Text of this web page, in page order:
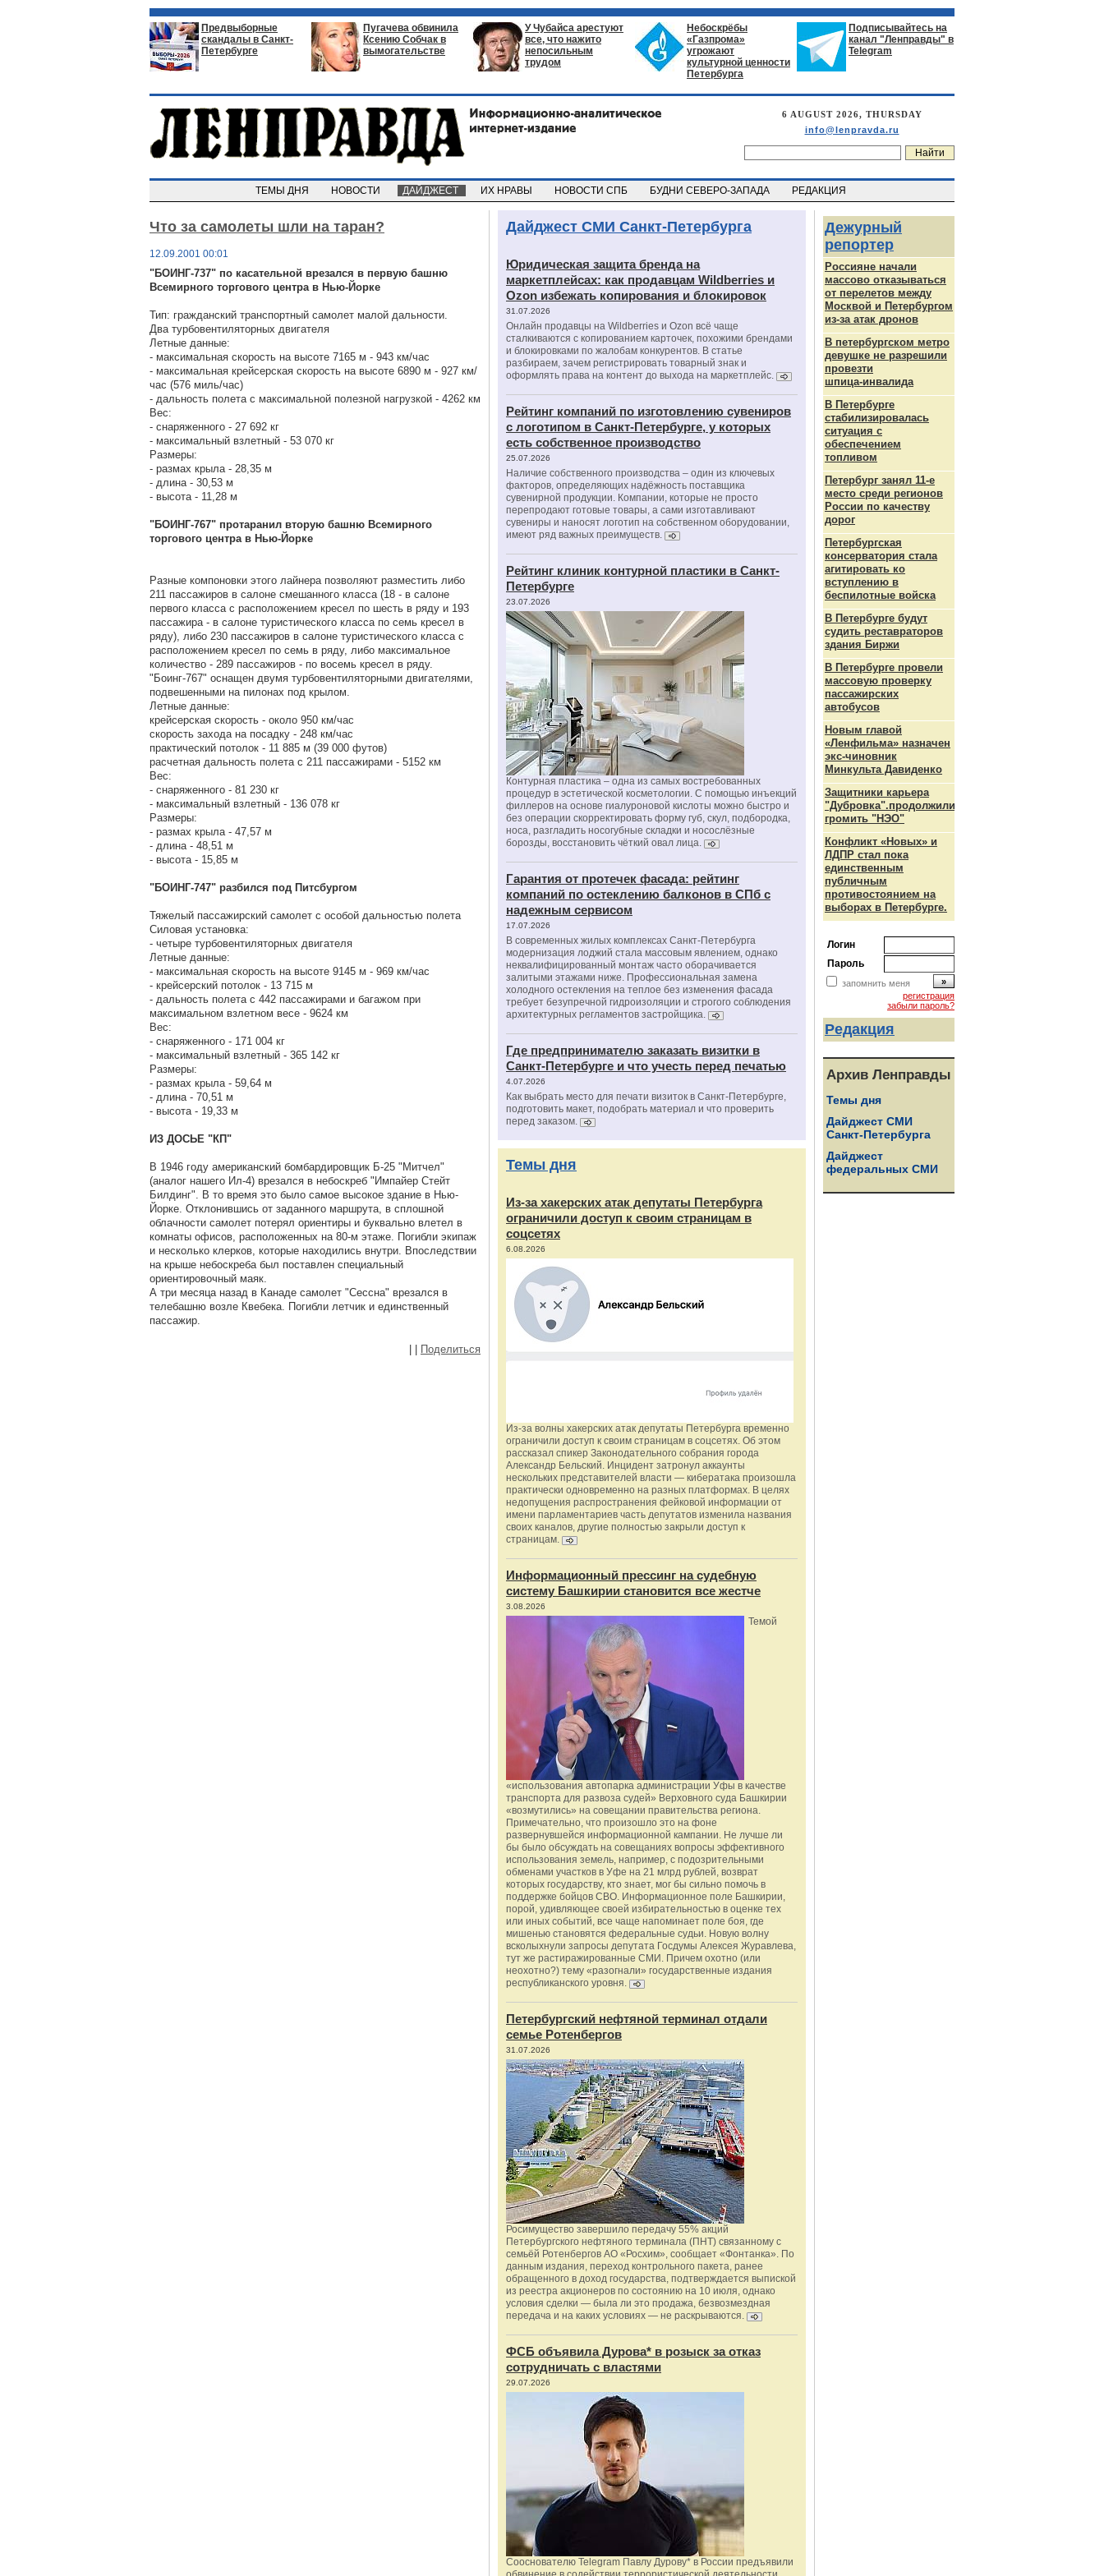
Предвыборные
скандалы в Санкт-
Петербурге
Пугачева обвинила
Ксению Собчак в
вымогательстве
У Чубайса арестуют
все, что нажито
непосильным
трудом
Небоскрёбы
«Газпрома»
угрожают
культурной ценности
Петербурга
Подписывайтесь на
канал "Ленправды" в
Telegram
6 AUGUST 2026, THURSDAY
info@lenpravda.ru
ТЕМЫ ДНЯ НОВОСТИ ДАЙДЖЕСТ ИХ НРАВЫ НОВОСТИ СПБ БУДНИ СЕВЕРО-ЗАПАДА РЕДАКЦИЯ
Что за самолеты шли на таран?
12.09.2001 00:01
"БОИНГ-737" по касательной врезался в первую башню
Всемирного торгового центра в Нью-Йорке
Тип: гражданский транспортный самолет малой дальности.
Два турбовентиляторных двигателя
Летные данные:
- максимальная скорость на высоте 7165 м - 943 км/час
- максимальная крейсерская скорость на высоте 6890 м - 927 км/
час (576 миль/час)
- дальность полета с максимальной полезной нагрузкой - 4262 км
Вес:
- снаряженного - 27 692 кг
- максимальный взлетный - 53 070 кг
Размеры:
- размах крыла - 28,35 м
- длина - 30,53 м
- высота - 11,28 м
"БОИНГ-767" протаранил вторую башню Всемирного
торгового центра в Нью-Йорке
Разные компоновки этого лайнера позволяют разместить либо
211 пассажиров в салоне смешанного класса (18 - в салоне
первого класса с расположением кресел по шесть в ряду и 193
пассажира - в салоне туристического класса по семь кресел в
ряду), либо 230 пассажиров в салоне туристического класса с
расположением кресел по семь в ряду, либо максимальное
количество - 289 пассажиров - по восемь кресел в ряду.
"Боинг-767" оснащен двумя турбовентиляторными двигателями,
подвешенными на пилонах под крылом.
Летные данные:
крейсерская скорость - около 950 км/час
скорость захода на посадку - 248 км/час
практический потолок - 11 885 м (39 000 футов)
расчетная дальность полета с 211 пассажирами - 5152 км
Вес:
- снаряженного - 81 230 кг
- максимальный взлетный - 136 078 кг
Размеры:
- размах крыла - 47,57 м
- длина - 48,51 м
- высота - 15,85 м
"БОИНГ-747" разбился под Питсбургом
Тяжелый пассажирский самолет с особой дальностью полета
Силовая установка:
- четыре турбовентиляторных двигателя
Летные данные:
- максимальная скорость на высоте 9145 м - 969 км/час
- крейсерский потолок - 13 715 м
- дальность полета с 442 пассажирами и багажом при
максимальном взлетном весе - 9624 км
Вес:
- снаряженного - 171 004 кг
- максимальный взлетный - 365 142 кг
Размеры:
- размах крыла - 59,64 м
- длина - 70,51 м
- высота - 19,33 м
ИЗ ДОСЬЕ "КП"
В 1946 году американский бомбардировщик Б-25 "Митчел"
(аналог нашего Ил-4) врезался в небоскреб "Импайер Стейт
Билдинг". В то время это было самое высокое здание в Нью-
Йорке. Отклонившись от заданного маршрута, в сплошной
облачности самолет потерял ориентиры и буквально влетел в
комнаты офисов, расположенных на 80-м этаже. Погибли экипаж
и несколько клерков, которые находились внутри. Впоследствии
на крыше небоскреба был поставлен специальный
ориентировочный маяк.
А три месяца назад в Канаде самолет "Сессна" врезался в
телебашню возле Квебека. Погибли летчик и единственный
пассажир.
Поделиться
Дайджест СМИ Санкт-Петербурга
Юридическая защита бренда на
маркетплейсах: как продавцам Wildberries и
Ozon избежать копирования и блокировок
31.07.2026
Онлайн продавцы на Wildberries и Ozon всё чаще
сталкиваются с копированием карточек, похожими брендами
и блокировками по жалобам конкурентов. В статье
разбираем, зачем регистрировать товарный знак и
оформлять права на контент до выхода на маркетплейс.
Рейтинг компаний по изготовлению сувениров
с логотипом в Санкт-Петербурге, у которых
есть собственное производство
25.07.2026
Наличие собственного производства – один из ключевых
факторов, определяющих надёжность поставщика
сувенирной продукции. Компании, которые не просто
перепродают готовые товары, а сами изготавливают
сувениры и наносят логотип на собственном оборудовании,
имеют ряд важных преимуществ.
Рейтинг клиник контурной пластики в Санкт-
Петербурге
23.07.2026
Контурная пластика – одна из самых востребованных
процедур в эстетической косметологии. С помощью инъекций
филлеров на основе гиалуроновой кислоты можно быстро и
без операции скорректировать форму губ, скул, подбородка,
носа, разгладить носогубные складки и носослёзные
борозды, восстановить чёткий овал лица.
Гарантия от протечек фасада: рейтинг
компаний по остеклению балконов в СПб с
надежным сервисом
17.07.2026
В современных жилых комплексах Санкт-Петербурга
модернизация лоджий стала массовым явлением, однако
неквалифицированный монтаж часто оборачивается
залитыми этажами ниже. Профессиональная замена
холодного остекления на теплое без изменения фасада
требует безупречной гидроизоляции и строгого соблюдения
архитектурных регламентов застройщика.
Где предпринимателю заказать визитки в
Санкт-Петербурге и что учесть перед печатью
4.07.2026
Как выбрать место для печати визиток в Санкт-Петербурге,
подготовить макет, подобрать материал и что проверить
перед заказом.
Темы дня
Из‑за хакерских атак депутаты Петербурга
ограничили доступ к своим страницам в
соцсетях
6.08.2026
Из‑за волны хакерских атак депутаты Петербурга временно
ограничили доступ к своим страницам в соцсетях. Об этом
рассказал спикер Законодательного собрания города
Александр Бельский. Инцидент затронул аккаунты
нескольких представителей власти — кибератака произошла
практически одновременно на разных платформах. В целях
недопущения распространения фейковой информации от
имени парламентариев часть депутатов изменила названия
своих каналов, другие полностью закрыли доступ к
страницам.
Информационный прессинг на судебную
систему Башкирии становится все жестче
3.08.2026
Темой
«использования автопарка администрации Уфы в качестве
транспорта для развоза судей» Верховного суда Башкирии
«возмутились» на совещании правительства региона.
Примечательно, что произошло это на фоне
развернувшейся информационной кампании. Не лучше ли
бы было обсуждать на совещаниях вопросы эффективного
использования земель, например, с подозрительными
обменами участков в Уфе на 21 млрд рублей, возврат
которых государству, кто знает, мог бы сильно помочь в
поддержке бойцов СВО. Информационное поле Башкирии,
порой, удивляющее своей избирательностью в оценке тех
или иных событий, все чаще напоминает поле боя, где
мишенью становятся федеральные судьи. Новую волну
всколыхнули запросы депутата Госдумы Алексея Журавлева,
тут же растиражированные СМИ. Причем охотно (или
неохотно?) тему «разогнали» государственные издания
республиканского уровня.
Петербургский нефтяной терминал отдали
семье Ротенбергов
31.07.2026
Росимущество завершило передачу 55% акций
Петербургского нефтяного терминала (ПНТ) связанному с
семьёй Ротенбергов АО «Росхим», сообщает «Фонтанка». По
данным издания, переход контрольного пакета, ранее
обращенного в доход государства, подтверждается выпиской
из реестра акционеров по состоянию на 10 июля, однако
условия сделки — была ли это продажа, безвозмездная
передача и на каких условиях — не раскрываются.
ФСБ объявила Дурова* в розыск за отказ
сотрудничать с властями
29.07.2026
Сооснователю Telegram Павлу Дурову* в России предъявили
Дежурный
репортер
Россияне начали
массово отказываться
от перелетов между
Москвой и Петербургом
из-за атак дронов
В петербургском метро
девушке не разрешили
провезти
шпица‑инвалида
В Петербурге
стабилизировалась
ситуация с
обеспечением
топливом
Петербург занял 11-е
место среди регионов
России по качеству
дорог
Петербургская
консерватория стала
агитировать ко
вступлению в
беспилотные войска
В Петербурге будут
судить реставраторов
здания Биржи
В Петербурге провели
массовую проверку
пассажирских
автобусов
Новым главой
«Ленфильма» назначен
экс-чиновник
Минкульта Давиденко
Защитники карьера
"Дубровка".продолжили
громить "НЭО"
Конфликт «Новых» и
ЛДПР стал пока
единственным
публичным
противостоянием на
выборах в Петербурге.
Логин
Пароль
запомнить меня
регистрация
забыли пароль?
Редакция
Архив Ленправды
Темы дня
Дайджест СМИ
Санкт-Петербурга
Дайджест
федеральных СМИ